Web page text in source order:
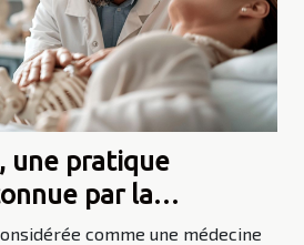
une pratique
par la
comme une médecine